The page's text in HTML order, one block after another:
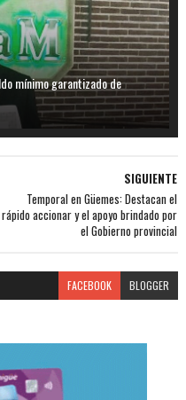
mínimo garantizado de
SIGUIENTE
Temporal en Güemes: Destacan el
rápido accionar y el apoyo brindado por
el Gobierno provincial
FACEBOOK BLOGGER